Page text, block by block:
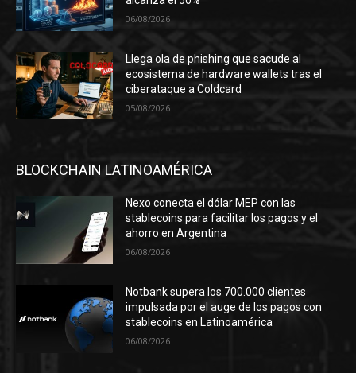
06/08/2026
Llega ola de phishing que sacude al
ecosistema de hardware wallets tras el
ciberataque a Coldcard
05/08/2026
BLOCKCHAIN LATINOAMÉRICA
Nexo conecta el dólar MEP con las
stablecoins para facilitar los pagos y el
ahorro en Argentina
06/08/2026
Notbank supera los 700.000 clientes
impulsada por el auge de los pagos con
stablecoins en Latinoamérica
06/08/2026